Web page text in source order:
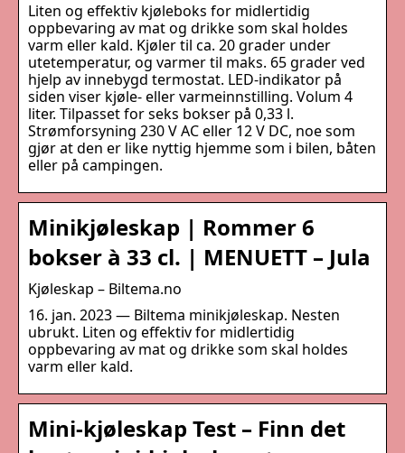
Liten og effektiv kjøleboks for midlertidig
oppbevaring av mat og drikke som skal holdes
varm eller kald. Kjøler til ca. 20 grader under
utetemperatur, og varmer til maks. 65 grader ved
hjelp av innebygd termostat. LED-indikator på
siden viser kjøle- eller varmeinnstilling. Volum 4
liter. Tilpasset for seks bokser på 0,33 l.
Strømforsyning 230 V AC eller 12 V DC, noe som
gjør at den er like nyttig hjemme som i bilen, båten
eller på campingen.
Minikjøleskap | Rommer 6
bokser à 33 cl. | MENUETT – Jula
Kjøleskap – Biltema.no
16. jan. 2023 — Biltema minikjøleskap. Nesten
ubrukt. Liten og effektiv for midlertidig
oppbevaring av mat og drikke som skal holdes
varm eller kald.
Mini-kjøleskap Test – Finn det